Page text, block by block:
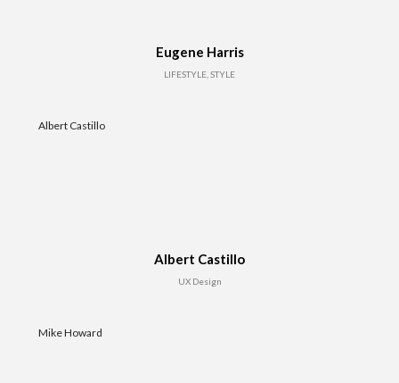
Eugene Harris
LIFESTYLE, STYLE
Albert Castillo
Albert Castillo
UX Design
Mike Howard